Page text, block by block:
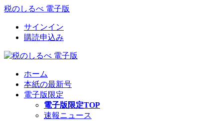
税のしるべ 電子版
サインイン
購読申込み
ホーム
本紙の最新号
電子版限定
電子版限定TOP
速報ニュース